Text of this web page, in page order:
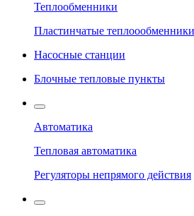
Теплообменники
Пластинчатые теплоообменники
Насосные станции
Блочные тепловые пункты
Автоматика
Тепловая автоматика
Регуляторы непрямого действия